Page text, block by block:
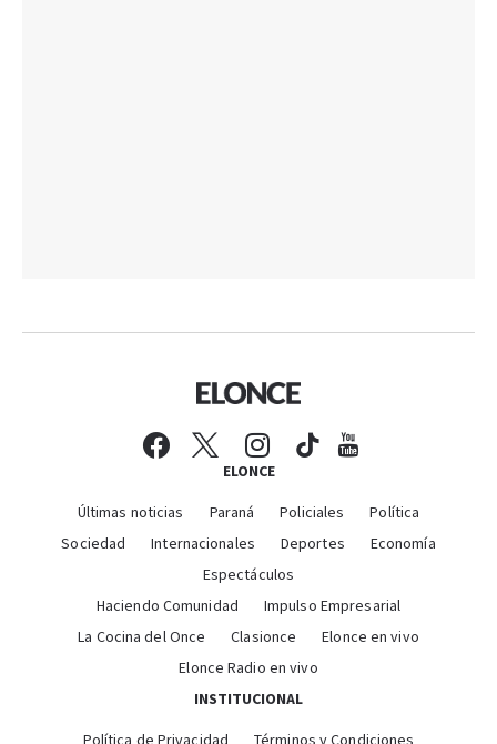
ELONCE
Últimas noticias Paraná Policiales
Política
Sociedad
Internacionales Deportes
Economía
Espectáculos
Haciendo Comunidad
Impulso Empresarial
La Cocina del Once
Clasionce
Elonce en vivo
Elonce Radio en vivo
INSTITUCIONAL